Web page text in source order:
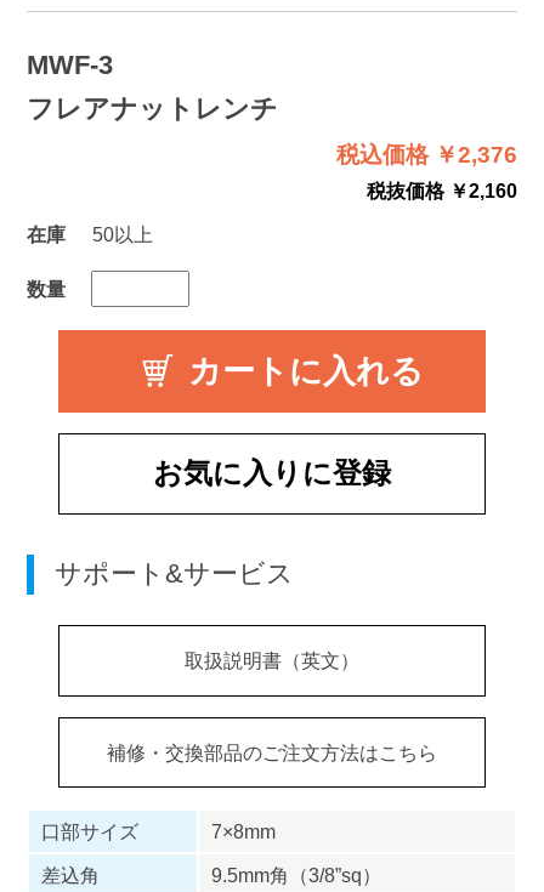
MWF-3
フレアナットレンチ
税込価格 ￥2,376
税抜価格 ￥2,160
在庫
50以上
数量
お気に入りに登録
サポート&サービス
取扱説明書（英文）
補修・交換部品のご注文方法はこちら
口部サイズ
7×8mm
差込角
9.5mm角（3/8”sq）